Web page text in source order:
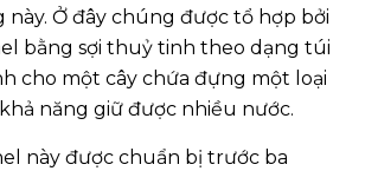
Ở đây chúng được tổ hợp bởi
bằng sợi thuỷ tinh theo dạng túi
cho một cây chứa đựng một loại
năng giữ được nhiều nước.
này được chuẩn bị trước ba